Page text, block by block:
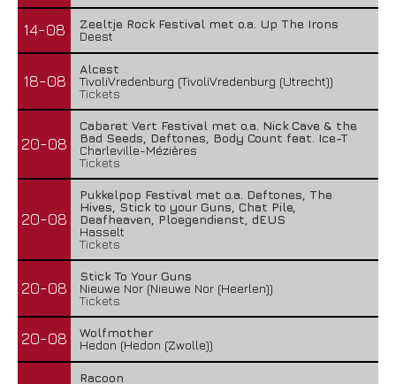
14-08
Zeeltje Rock Festival met o.a. Up The Irons
Deest
18-08
Alcest
TivoliVredenburg (TivoliVredenburg (Utrecht))
Tickets
20-08
Cabaret Vert Festival met o.a. Nick Cave & the
Bad Seeds, Deftones, Body Count feat. Ice-T
Charleville-Mézières
Tickets
20-08
Pukkelpop Festival met o.a. Deftones, The
Hives, Stick to your Guns, Chat Pile,
Deafheaven, Ploegendienst, dEUS
Hasselt
Tickets
20-08
Stick To Your Guns
Nieuwe Nor (Nieuwe Nor (Heerlen))
Tickets
20-08
Wolfmother
Hedon (Hedon (Zwolle))
Racoon